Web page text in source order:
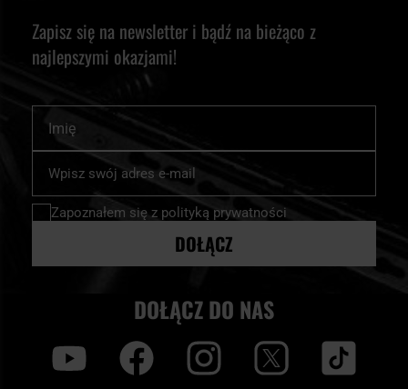
Zapisz się na newsletter i bądź na bieżąco z
najlepszymi okazjami!
nasz
newsletter:
Zapoznałem się z polityką prywatności
DOŁĄCZ
DOŁĄCZ DO NAS